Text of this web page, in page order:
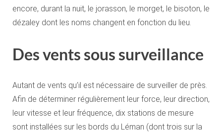
encore, durant la nuit, le jorasson, le morget, le bisoton, le
dézaley dont les noms changent en fonction du lieu.
Des vents sous surveillance
Autant de vents qu’il est nécessaire de surveiller de près.
Afin de déterminer régulièrement leur force, leur direction,
leur vitesse et leur fréquence, dix stations de mesure
sont installées sur les bords du Léman (dont trois sur la